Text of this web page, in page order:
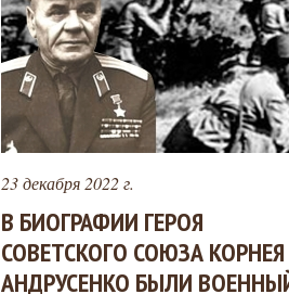
23 декабря 2022 г.
В БИОГРАФИИ ГЕРОЯ
СОВЕТСКОГО СОЮЗА КОРНЕЯ
АНДРУСЕНКО БЫЛИ